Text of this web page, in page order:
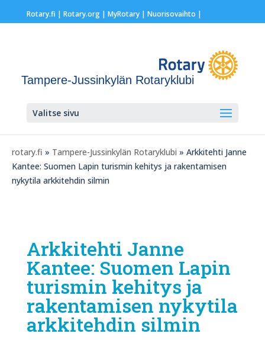
Rotary.fi | Rotary.org| MyRotary | Nuorisovaihto |
Tampere-Jussinkylän Rotaryklubi
Valitse sivu
rotary.fi » Tampere-Jussinkylän Rotaryklubi » Arkkitehti Janne
Kantee: Suomen Lapin turismin kehitys ja rakentamisen
nykytila arkkitehdin silmin
Arkkitehti Janne
Kantee: Suomen Lapin
turismin kehitys ja
rakentamisen nykytila
arkkitehdin silmin